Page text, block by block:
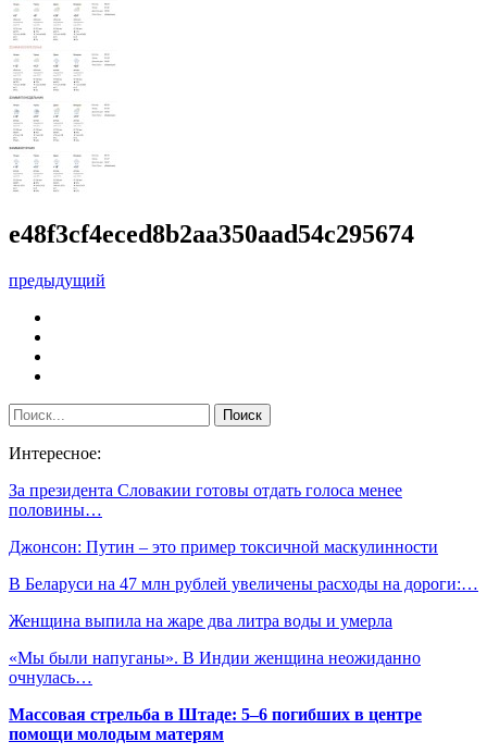
e48f3cf4eced8b2aa350aad54c295674
предыдущий
Интересное:
За президента Словакии готовы отдать голоса менее
половины…
Джонсон: Путин – это пример токсичной маскулинности
В Беларуси на 47 млн рублей увеличены расходы на дороги:…
Женщина выпила на жаре два литра воды и умерла
«Мы были напуганы». В Индии женщина неожиданно
очнулась…
Массовая стрельба в Штаде: 5–6 погибших в центре
помощи молодым матерям